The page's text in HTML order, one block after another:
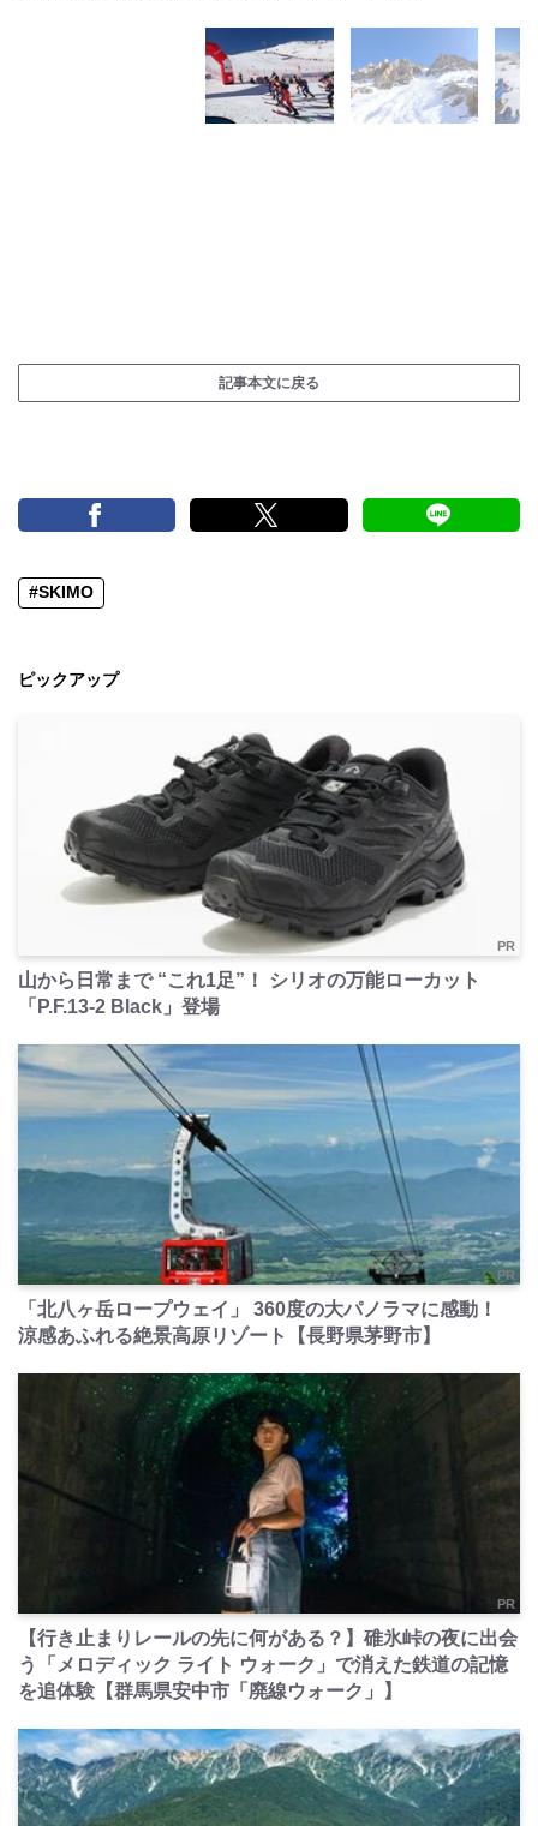
記事本文に戻る
#SKIMO
ピックアップ
PR
山から日常まで “これ1足”！ シリオの万能ローカット
「P.F.13-2 Black」登場
PR
「北八ヶ岳ロープウェイ」 360度の大パノラマに感動！
涼感あふれる絶景高原リゾート【長野県茅野市】
PR
【行き止まりレールの先に何がある？】碓氷峠の夜に出会
う「メロディック ライト ウォーク」で消えた鉄道の記憶
を追体験【群馬県安中市「廃線ウォーク」】